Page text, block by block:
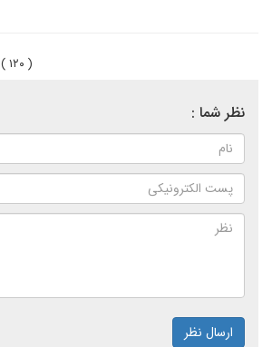
( ۱۲۰ )
نظر شما :
ارسال نظر